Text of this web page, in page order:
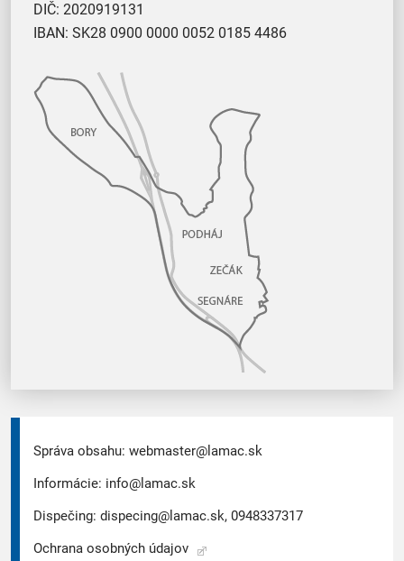
DIČ: 2020919131
IBAN: SK28 0900 0000 0052 0185 4486
Správa obsahu: webmaster@lamac.sk
Informácie: info@lamac.sk
Dispečing: dispecing@lamac.sk, 0948337317
Ochrana osobných údajov